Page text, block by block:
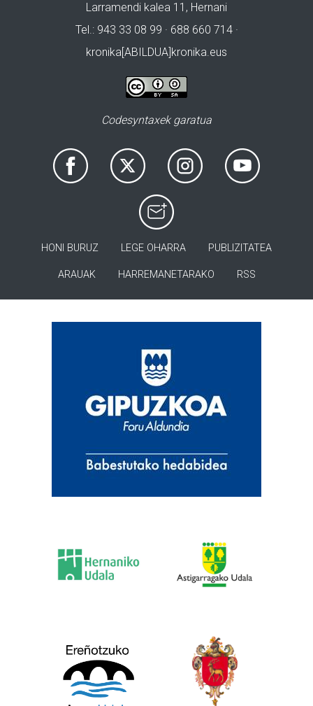
Larramendi kalea 11, Hernani
Tel.: 943 33 08 99 · 688 660 714 ·
kronika[ABILDUA]kronika.eus
Codesyntaxek garatua
HONI BURUZ LEGE OHARRA PUBLIZITATEA
ARAUAK HARREMANETARAKO RSS